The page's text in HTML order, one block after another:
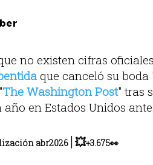
no existen cifras
que canceló su boda
The Washington Post" tras
año en Estados Unidos
abr2026 |💥+3.675👀